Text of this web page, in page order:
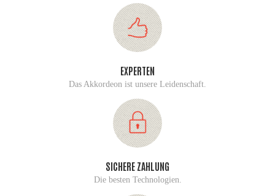
EXPERTEN
Das Akkordeon ist unsere Leidenschaft.
SICHERE ZAHLUNG
Die besten Technologien.